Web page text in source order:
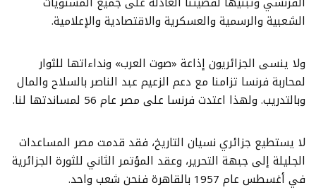
الشعبية والرسمية والعسكرية والاقتصادية والإعلامية.
ولا ينسى الجزائريون إذاعة «صوت العرب» ونداءاتها للثوار
لمحاربة فرنسا تزامنا مع دعم الزعيم عبد الناصر بالسلاح والمال
وبالتدريب. ولهذا اعتدت فرنسا على مصر عام 56 لمساندتها لنا.
لا يستطيع جزائري نسيان التاريخ، فقد قدمت مصر المساعدات
الجليلة إلى جبهة التحرير، وعقد المؤتمر الثاني للثورة الجزائرية
في أغسطس عام 1957 بالقاهرة فنحن شعب واحد.